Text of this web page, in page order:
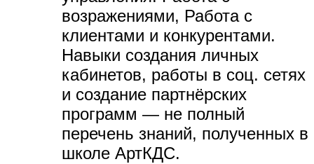
возражениями, Работа с
клиентами и конкурентами.
Навыки создания личных
кабинетов, работы в соц. сетях
и создание партнёрских
программ — не полный
перечень знаний, полученных в
школе АртКДС.